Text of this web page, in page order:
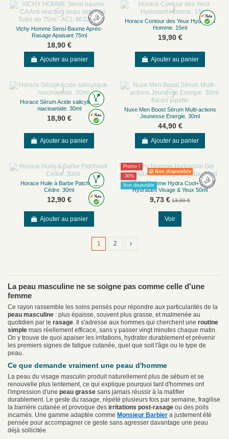
Vichy Homme Sensi Baume Après-
Rasage Apaisant 75ml
18,90 €
Ajouter au panier
Horace Contour des Yeux Hydratant
Homme. 15ml
19,90 €
Ajouter au panier
Horace Sérum Acide salicylique
niacinamide. 30ml
18,90 €
Ajouter au panier
Nuxe Men Boost Sérum Multi-actions
Jeunesse Energie. 30ml
44,90 €
Ajouter au panier
Horace Huile à Barbe Patchouli
Cèdre. 30ml
12,90 €
Ajouter au panier
Promo !
-30%
Non disponible
Non disponible
Vichy Homme Hydra Cool+ Gel
Hydratant Visage & Yeux 50ml
9,73 € 13,90 €
Voir
1 2
La peau masculine ne se soigne pas comme celle d'une
femme
Ce rayon rassemble les soins pensés pour répondre aux particularités de la
peau masculine : plus épaisse, souvent plus grasse, et malmenée au
quotidien par le rasage. Il s'adresse aux hommes qui cherchent une routine
simple mais réellement efficace, sans y passer vingt minutes chaque matin.
On y trouve de quoi apaiser les irritations, hydrater durablement et prévenir
les premiers signes de fatigue cutanée, quel que soit l'âge ou le type de
peau.
Ce que demande vraiment une peau d'homme
La peau du visage masculin produit naturellement plus de sébum et se
renouvelle plus lentement, ce qui explique pourquoi tant d'hommes ont
l'impression d'une peau grasse sans jamais réussir à la matifier
durablement. Le geste du rasage, répété plusieurs fois par semaine, fragilise
la barrière cutanée et provoque des irritations post-rasage ou des poils
incarnés. Une gamme adaptée comme Monsieur Barbier a justement été
pensée pour accompagner ce geste sans agresser davantage une peau
déjà sollicitée.